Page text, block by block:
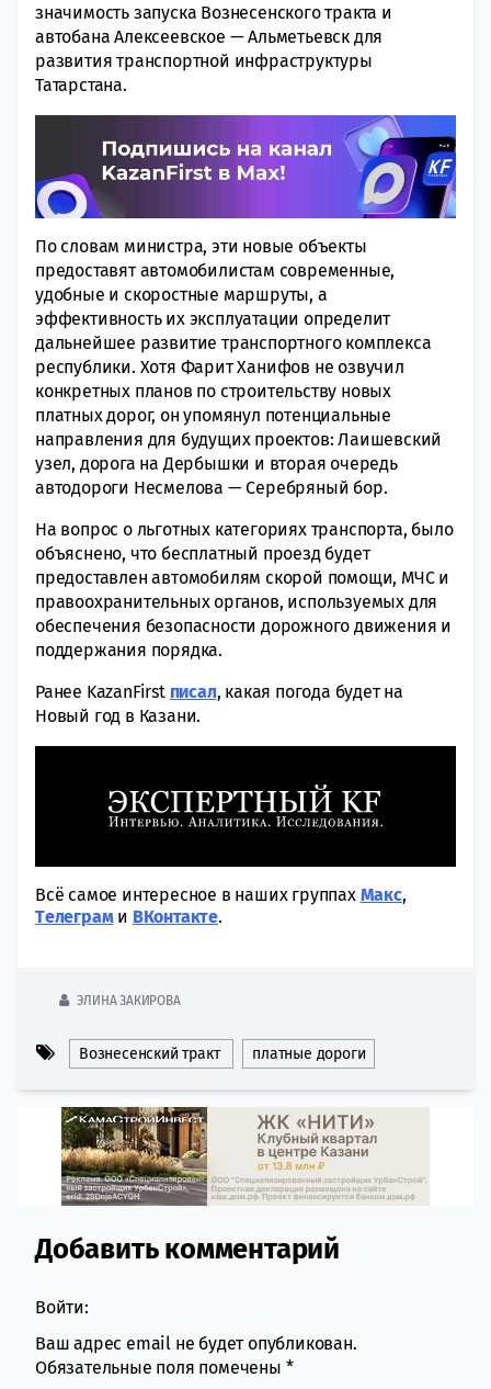
значимость запуска Вознесенского тракта и
автобана Алексеевское — Альметьевск для
развития транспортной инфраструктуры
Татарстана.
По словам министра, эти новые объекты
предоставят автомобилистам современные,
удобные и скоростные маршруты, а
эффективность их эксплуатации определит
дальнейшее развитие транспортного комплекса
республики. Хотя Фарит Ханифов не озвучил
конкретных планов по строительству новых
платных дорог, он упомянул потенциальные
направления для будущих проектов: Лаишевский
узел, дорога на Дербышки и вторая очередь
автодороги Несмелова — Серебряный бор.
На вопрос о льготных категориях транспорта, было
объяснено, что бесплатный проезд будет
предоставлен автомобилям скорой помощи, МЧС и
правоохранительных органов, используемых для
обеспечения безопасности дорожного движения и
поддержания порядка.
Ранее KazanFirst писал, какая погода будет на
Новый год в Казани.
Всё самое интересное в наших группах Макс,
Tелеграми ВКонтакте.
ЭЛИНА ЗАКИРОВА
Вознесенский тракт платные дороги
Comment section
Добавить комментарий
Войти:
Ваш адрес email не будет опубликован.
Обязательные поля помечены *